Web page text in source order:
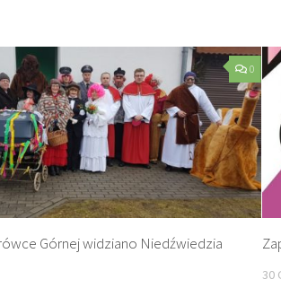
0
Górnej widziano Niedźwiedzia
30